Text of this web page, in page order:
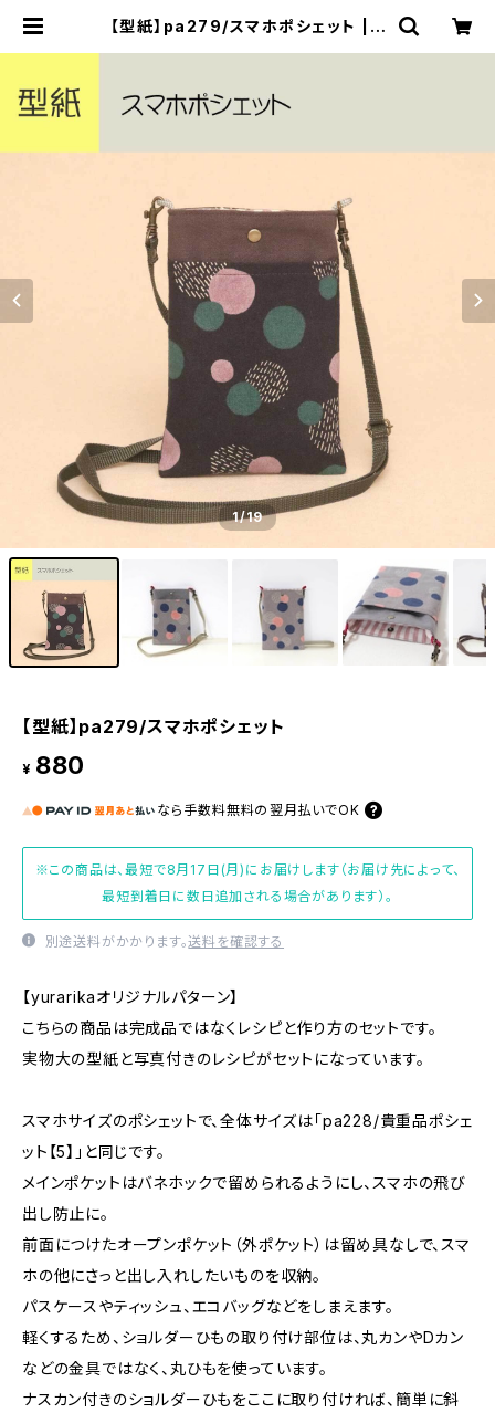
【型紙】pa279/スマホポシェット | y
1/19
【型紙】pa279/スマホポシェット
¥ 880
なら 手数料無料の 翌月払いでOK
※この商品は、最短で8月17日(月)にお届けします（お届け先によって、
最短到着日に数日追加される場合があります）。
別途送料がかかります。送料を確認する
【yurarikaオリジナルパターン】
こちらの商品は完成品ではなくレシピと作り方のセットです。
実物大の型紙と写真付きのレシピがセットになっています。
スマホサイズのポシェットで、全体サイズは「pa228/貴重品ポシェ
ット【5】」と同じです。
メインポケットはバネホックで留められるようにし、スマホの飛び
出し防止に。
前面につけたオープンポケット（外ポケット）は留め具なしで、スマ
ホの他にさっと出し入れしたいものを収納。
パスケースやティッシュ、エコバッグなどをしまえます。
軽くするため、ショルダーひもの取り付け部位は、丸カンやDカン
などの金具ではなく、丸ひもを使っています。
ナスカン付きのショルダーひもをここに取り付ければ、簡単に斜